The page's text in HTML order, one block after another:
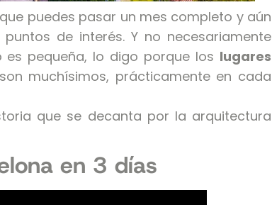
puedes pasar un mes completo y aún
de interés. Y no necesariamente
pequeña, lo digo porque los lugares
muchísimos, prácticamente en cada
que se decanta por la arquitectura
en 3 días